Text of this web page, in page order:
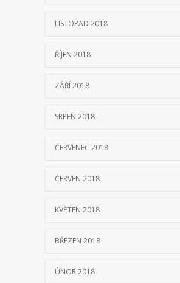
LISTOPAD 2018
ŘÍJEN 2018
ZÁŘÍ 2018
SRPEN 2018
ČERVENEC 2018
ČERVEN 2018
KVĚTEN 2018
BŘEZEN 2018
ÚNOR 2018